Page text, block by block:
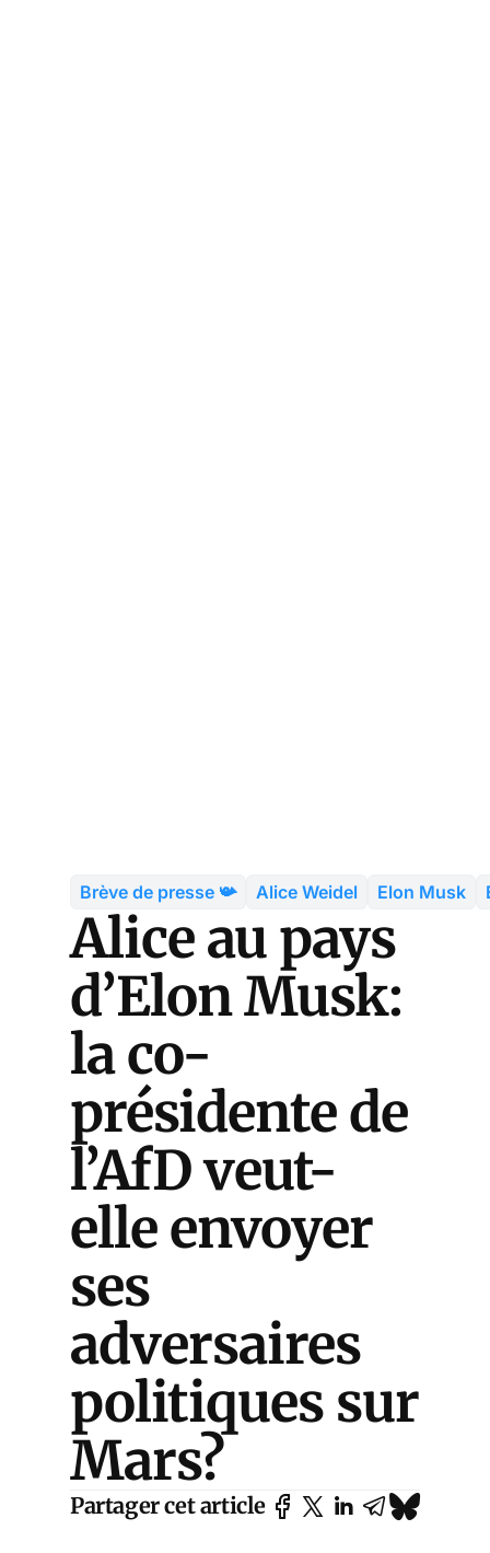
Brève de presse 📯 Alice Weidel Elon Musk
Alice au pays
d’Elon Musk:
la co-
présidente de
l’AfD veut-
elle envoyer
ses
adversaires
politiques sur
Mars?
Partager cet article